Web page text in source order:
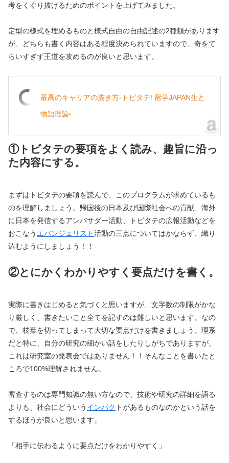
考をくぐり抜けるためのポイントを上げてみました。
定型の様式を埋めるものと様式自由の自由記述の2種類があります
が、どちらも書く内容はある程度決められていますので、奇をて
らいすぎず王道を攻めるのが良いと思います。
最高のキャリアの描き方-トビタテ! 留学JAPAN生と
物語理論-
①トビタテの要項をよく読み、趣旨に沿っ
た内容にする。
まずはトビタテの要項を読んで、このプログラムが求めているも
のを理解しましょう。帰国後の日本及び国際社会への貢献、海外
に日本を発信するアンバサダー活動、トビタテの広報活動などを
おこなう エバンジェリスト活動の三点についてはかならず、織り
込むようにしましょう！！
②とにかくわかりやすく要点だけを書く。
実際に書きはじめると気づくと思いますが、文字数の制限がかな
り厳しく、書きたいこと全てを記すのは難しいと思います。なの
で、枝葉を切ってしまって大切な要点だけを書きましょう。理系
だと特に、自分の研究の細かい話をしたりしがちでありますが、
これは研究室の発表会ではありません！！そんなことを書いたと
ころで100%理解されません。
審査するのは専門知識の無い方なので、技術や研究の詳細を語る
よりも、社会にどういう インパク トがあるものなのかという話を
するほうが良いと思います。
「相手に伝わるように要点だけをわかりやすく」